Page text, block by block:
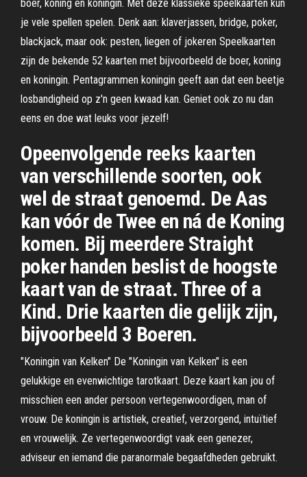
boer, koning en koningin. Met deze klassieke speelkaarten kun
je vele spellen spelen. Denk aan: klaverjassen, bridge, poker,
blackjack, maar ook: pesten, liegen of jokeren Speelkaarten
zijn de bekende 52 kaarten met bijvoorbeeld de boer, koning
en koningin. Pentagrammen koningin geeft aan dat een beetje
losbandigheid op z'n geen kwaad kan. Geniet ook zo nu dan
eens en doe wat leuks voor jezelf!
Opeenvolgende reeks kaarten
van verschillende soorten, ook
wel de straat genoemd. De Aas
kan vóór de Twee en ná de Koning
komen. Bij meerdere Straight
poker handen beslist de hoogste
kaart van de straat. Three of a
Kind. Drie kaarten die gelijk zijn,
bijvoorbeeld 3 Boeren.
"Koningin van Kelken" De "Koningin van Kelken" is een
gelukkige en evenwichtige tarotkaart. Deze kaart kan jou of
misschien een ander persoon vertegenwoordigen, man of
vrouw. De koningin is artistiek, creatief, verzorgend, intuïtief
en vrouwelijk. Ze vertegenwoordigt vaak een genezer,
adviseur en iemand die paranormale begaafdheden gebruikt.